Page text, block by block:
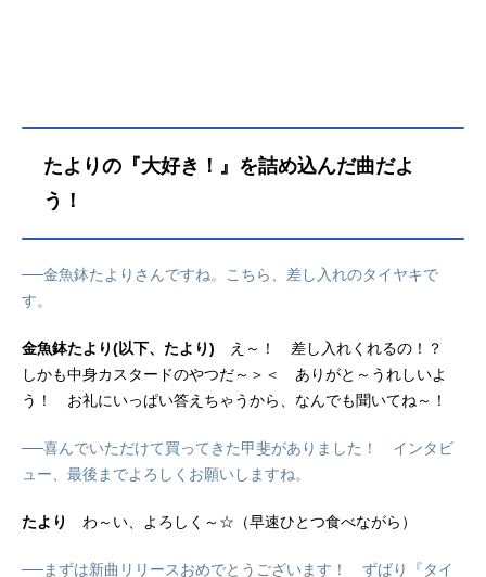
たよりの『大好き！』を詰め込んだ曲だよ
う！
──金魚鉢たよりさんですね。こちら、差し入れのタイヤキで
す。
金魚鉢たより(以下、たより) え～！ 差し入れくれるの！？
しかも中身カスタードのやつだ～＞＜ ありがと～うれしいよ
う！ お礼にいっぱい答えちゃうから、なんでも聞いてね～！
──喜んでいただけて買ってきた甲斐がありました！ インタビ
ュー、最後までよろしくお願いしますね。
たより わ～い、よろしく～☆（早速ひとつ食べながら）
──まずは新曲リリースおめでとうございます！ ずばり『タイ